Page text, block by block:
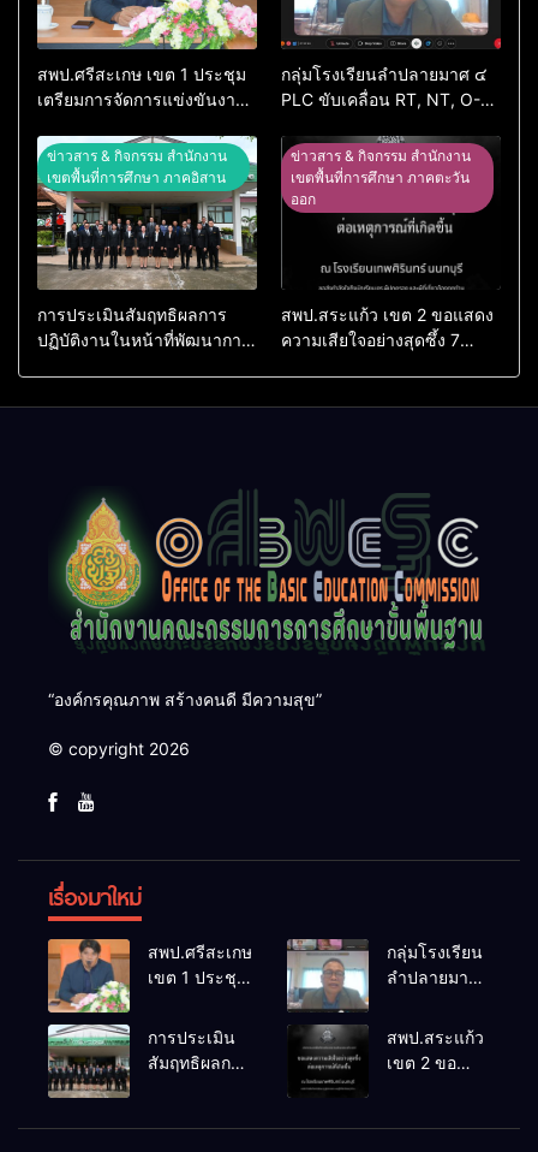
สพป.ศรีสะเกษ เขต 1 ประชุม
เตรียมการจัดการแข่งขันงาน
74 ปีการศึกษา 2569
กลุ่มโรงเรียนลำปลายมาศ ๔
PLC ขับเคลื่อน RT, NT, O-
ข่าวสาร & กิจกรรม สำนักงาน
เขตพื้นที่การศึกษา ภาคอิสาน
การประเมินสัมฤทธิผลการ
ปฏิบัติงานในหน้าที่พัฒนาการ
ข่าวสาร & กิจกรรม สำนักงาน
เขตพื้นที่การศึกษา ภาคตะวัน
ออก
สพป.สระแก้ว เขต 2 ขอแสดง
ความเสียใจอย่างสุดซึ้ง 7
“องค์กรคุณภาพ สร้างคนดี มีความสุข”
© copyright 2026
เรื่องมาใหม่
สพป.ศรีสะเกษ
เขต 1 ประชุม
จัดการ
แข่งขันงาน
ศิลปหัตถกรรม
74 ปีการ
กลุ่มโรงเรียน
ลำปลายมาศ
เคลื่อน RT,
NT, O-NET
การประเมิน
สัมฤทธิผลการ
สพป.สระแก้ว
เขต 2 ขอ